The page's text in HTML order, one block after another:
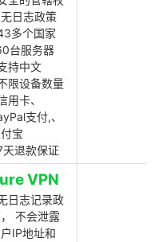
日志政策
多个国家
台服务器
持中文
限设备数量
用卡、
支付,、
宝
天退款保证
VPN
日志记录政
不会泄露
IP地址和